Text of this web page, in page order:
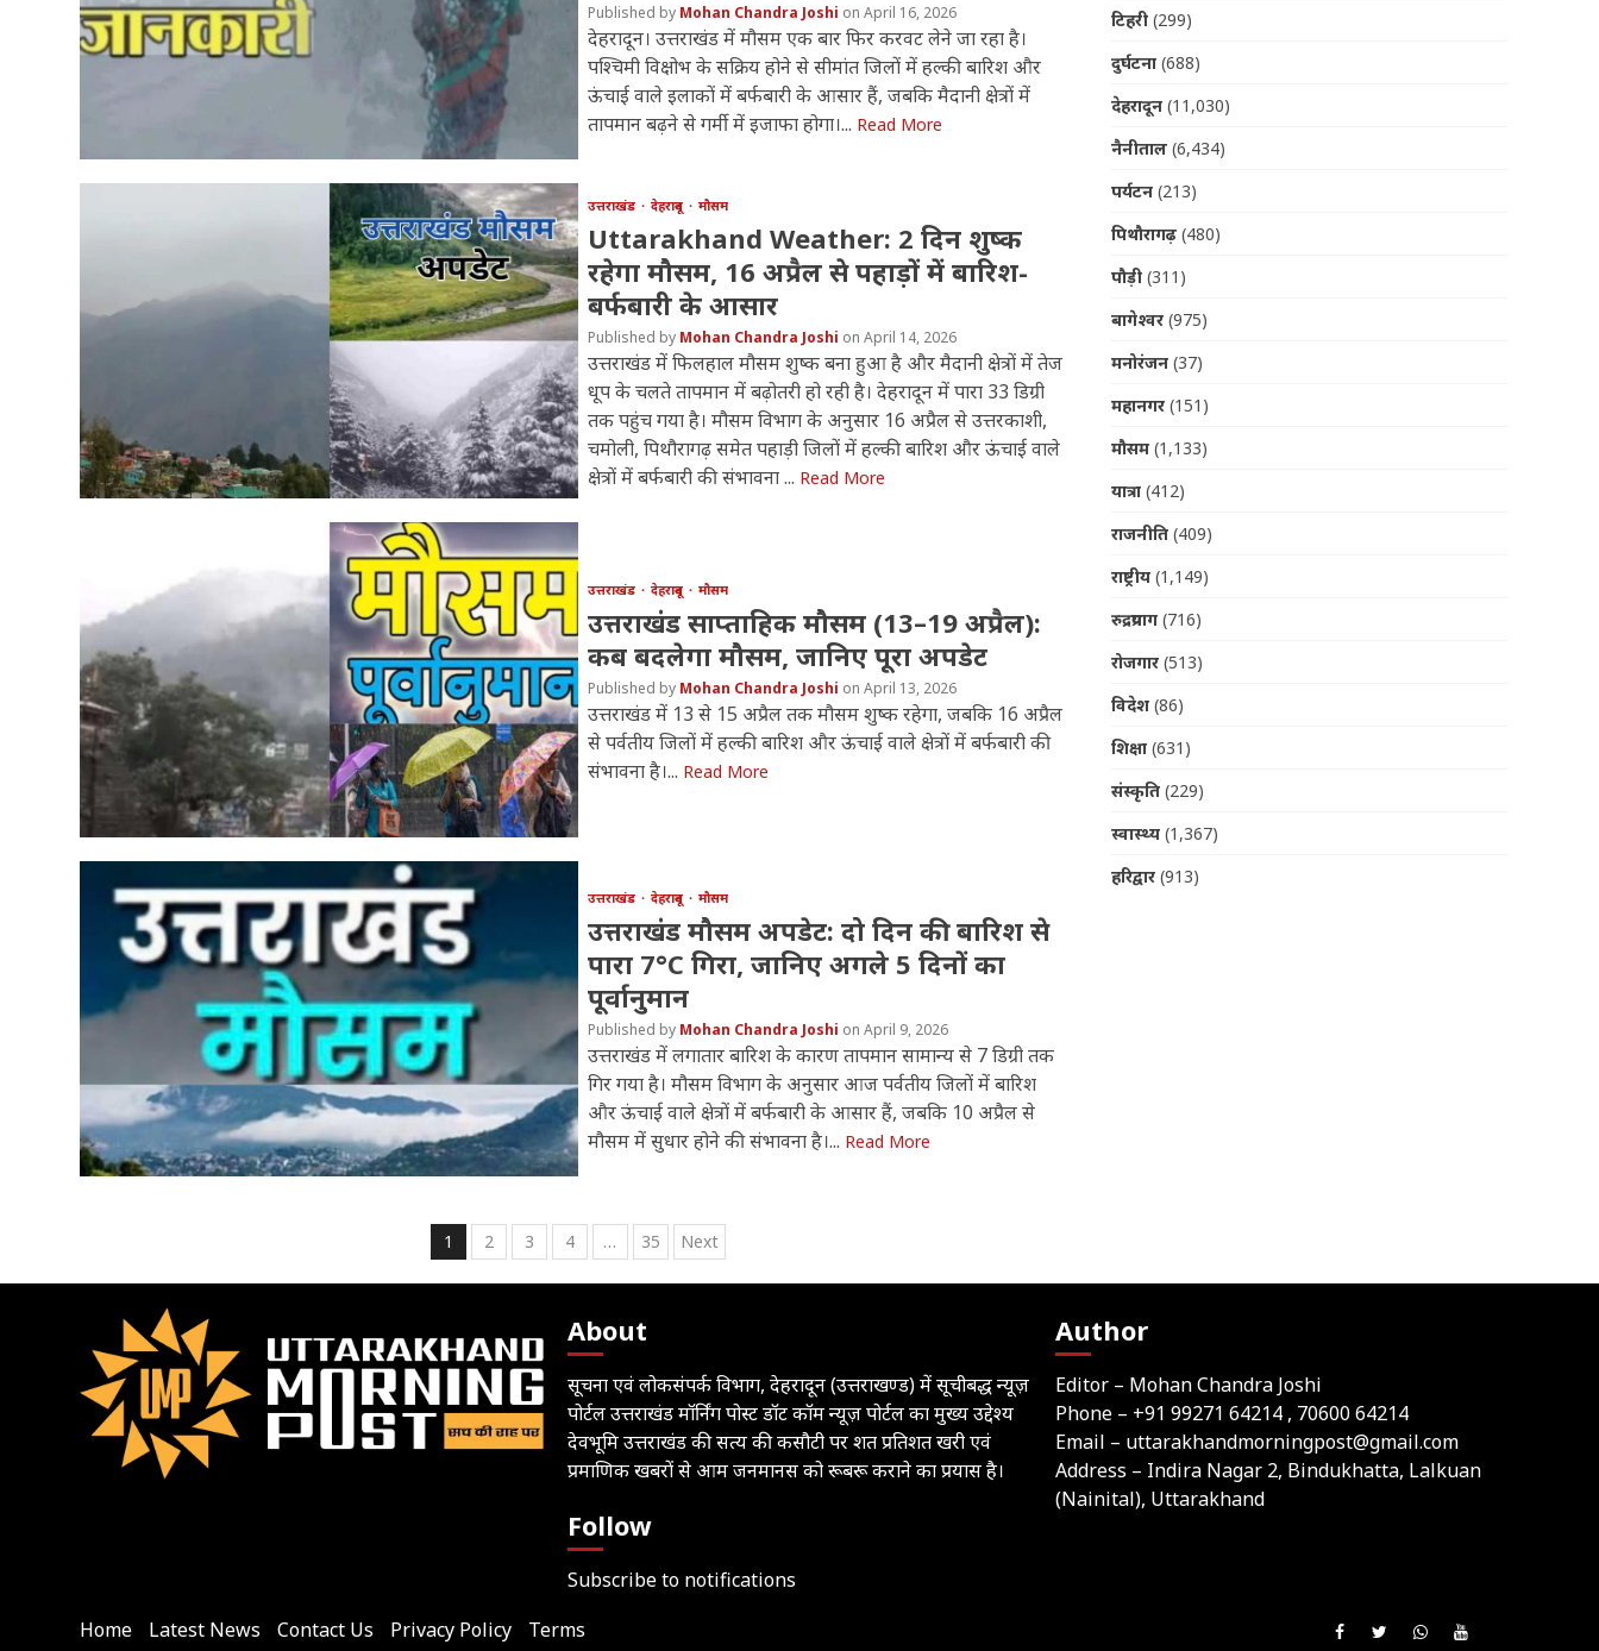
Mohan Chandra Joshi April 16, 2026
देहरादून। उत्तराखंड में मौसम एक बार फिर करवट लेने जा रहा है।
पश्चिमी विक्षोभ के सक्रिय होने से सीमांत जिलों में हल्की बारिश और
ऊंचाई वाले इलाकों में बर्फबारी के आसार हैं, जबकि मैदानी क्षेत्रों में
तापमान बढ़ने से गर्मी में इजाफा होगा।... Read More
उत्तराखंड देहरादून मौसम
Uttarakhand Weather: 2 दिन शुष्क
रहेगा मौसम, 16 अप्रैल से पहाड़ों में बारिश-
बर्फबारी के आसार
Mohan Chandra Joshi April 14, 2026
उत्तराखंड में फिलहाल मौसम शुष्क बना हुआ है और मैदानी क्षेत्रों में तेज
धूप के चलते तापमान में बढ़ोतरी हो रही है। देहरादून में पारा 33 डिग्री
तक पहुंच गया है। मौसम विभाग के अनुसार 16 अप्रैल से उत्तरकाशी,
चमोली, पिथौरागढ़ समेत पहाड़ी जिलों में हल्की बारिश और ऊंचाई वाले
क्षेत्रों में बर्फबारी की संभावना ... Read More
उत्तराखंड देहरादून मौसम
उत्तराखंड साप्ताहिक मौसम (13–19 अप्रैल):
कब बदलेगा मौसम, जानिए पूरा अपडेट
Mohan Chandra Joshi April 13, 2026
उत्तराखंड में 13 से 15 अप्रैल तक मौसम शुष्क रहेगा, जबकि 16 अप्रैल
से पर्वतीय जिलों में हल्की बारिश और ऊंचाई वाले क्षेत्रों में बर्फबारी की
संभावना है।... Read More
उत्तराखंड देहरादून मौसम
उत्तराखंड मौसम अपडेट: दो दिन की बारिश से
पारा 7°C गिरा, जानिए अगले 5 दिनों का
पूर्वानुमान
Mohan Chandra Joshi April 9, 2026
उत्तराखंड में लगातार बारिश के कारण तापमान सामान्य से 7 डिग्री तक
गिर गया है। मौसम विभाग के अनुसार आज पर्वतीय जिलों में बारिश
और ऊंचाई वाले क्षेत्रों में बर्फबारी के आसार हैं, जबकि 10 अप्रैल से
मौसम में सुधार होने की संभावना है।... Read More
Posts
pagination
1 2 3 4 … 35 Next
टिहरी(299)
दुर्घटना(688)
देहरादून(11,030)
नैनीताल(6,434)
पर्यटन(213)
पिथौरागढ़(480)
पौड़ी(311)
बागेश्वर(975)
मनोरंजन(37)
महानगर(151)
मौसम(1,133)
यात्रा(412)
राजनीति(409)
राष्ट्रीय(1,149)
रुद्रप्रयाग(716)
रोजगार(513)
विदेश(86)
शिक्षा(631)
संस्कृति(229)
स्वास्थ्य(1,367)
हरिद्वार(913)
About
सूचना एवं लोकसंपर्क विभाग, देहरादून (उत्तराखण्ड) में सूचीबद्ध न्यूज़
पोर्टल उत्तराखंड मॉर्निंग पोस्ट डॉट कॉम न्यूज़ पोर्टल का मुख्य उद्देश्य
देवभूमि उत्तराखंड की सत्य की कसौटी पर शत प्रतिशत खरी एवं
प्रमाणिक खबरों से आम जनमानस को रूबरू कराने का प्रयास है।
Follow
Subscribe to notifications
Author
Editor – Mohan Chandra Joshi
Phone – +91 99271 64214, 70600 64214
Email – uttarakhandmorningpost@gmail.com
Address – Indira Nagar 2, Bindukhatta, Lalkuan
(Nainital), Uttarakhand
Home Latest News Contact Us Privacy Policy Terms LikeFollow
Join Subscribe